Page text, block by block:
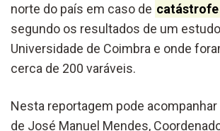
norte do país em caso de
segundo os resultados de um
Universidade de Coimbra e onde
cerca de 200 varáveis.
Nesta reportagem pode
de José Manuel Mendes,